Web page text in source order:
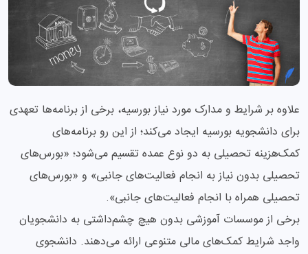
علاوه بر شرایط و مدارک مورد نیاز بورسیه، برخی از برنامه‌ها تعهدی
برای دانشجویه بورسیه ایجاد می‌کند؛ از این رو برنامه‌های
کمک‌هزینه تحصیلی به دو نوع عمده تقسیم می‌شود؛ «بورس‌های
تحصیلی بدون نیاز به انجام فعالیت‌های جانبی» و «بورس‌های
تحصیلی همراه با انجام فعالیت‌های جانبی».
برخی از موسسات آموزشی بدون هیچ چشم‌داشتی به دانشجویان
واجد شرایط کمک‌های مالی متنوعی ارائه می‌دهند. دانشجوی